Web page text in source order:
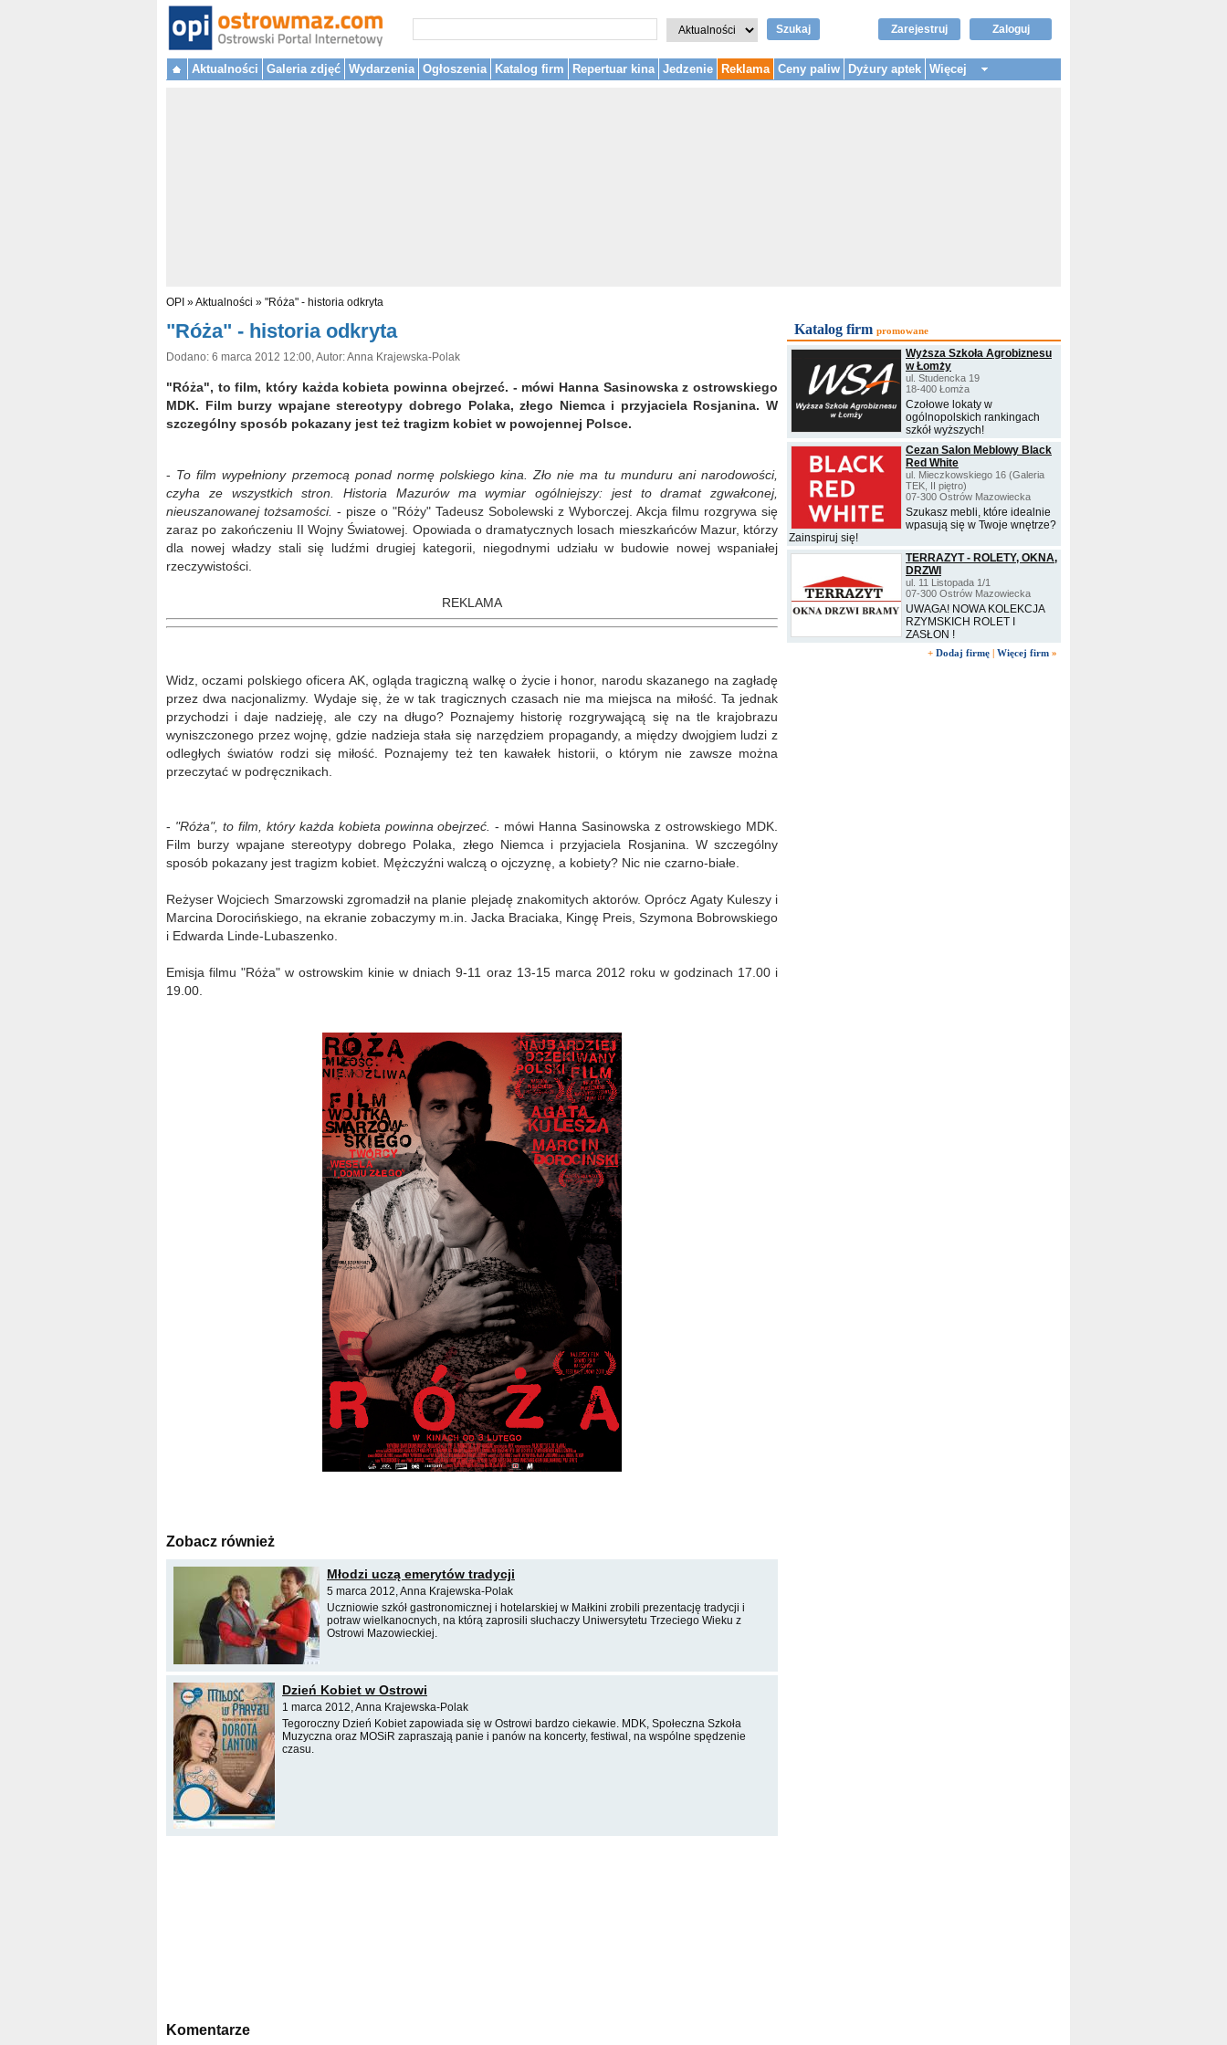
Szukaj Zaloguj
Zarejestruj
Aktualności Galeria zdjęć Wydarzenia Ogłoszenia Katalog firm Repertuar kina Jedzenie Reklama Ceny paliw Dyżury aptek Więcej
OPI »Aktualności » "Róża" - historia odkryta
"Róża" - historia odkryta
Dodano: 6 marca 2012 12:00, Autor: Anna Krajewska-Polak
"Róża", to film, który każda kobieta powinna obejrzeć. - mówi Hanna Sasinowska z ostrowskiego
MDK. Film burzy wpajane stereotypy dobrego Polaka, złego Niemca i przyjaciela Rosjanina. W
szczególny sposób pokazany jest też tragizm kobiet w powojennej Polsce.
- To film wypełniony przemocą ponad normę polskiego kina. Zło nie ma tu munduru ani narodowości,
czyha ze wszystkich stron. Historia Mazurów ma wymiar ogólniejszy: jest to dramat zgwałconej,
nieuszanowanej tożsamości. - pisze o "Róży" Tadeusz Sobolewski z Wyborczej. Akcja filmu rozgrywa się
zaraz po zakończeniu II Wojny Światowej. Opowiada o dramatycznych losach mieszkańców Mazur, którzy
dla nowej władzy stali się ludźmi drugiej kategorii, niegodnymi udziału w budowie nowej wspaniałej
rzeczywistości.
REKLAMA
Widz, oczami polskiego oficera AK, ogląda tragiczną walkę o życie i honor, narodu skazanego na zagładę
przez dwa nacjonalizmy. Wydaje się, że w tak tragicznych czasach nie ma miejsca na miłość. Ta jednak
przychodzi i daje nadzieję, ale czy na długo? Poznajemy historię rozgrywającą się na tle krajobrazu
wyniszczonego przez wojnę, gdzie nadzieja stała się narzędziem propagandy, a między dwojgiem ludzi z
odległych światów rodzi się miłość. Poznajemy też ten kawałek historii, o którym nie zawsze można
przeczytać w podręcznikach.
- "Róża", to film, który każda kobieta powinna obejrzeć.- mówi Hanna Sasinowska z ostrowskiego MDK.
Film burzy wpajane stereotypy dobrego Polaka, złego Niemca i przyjaciela Rosjanina. W szczególny
sposób pokazany jest tragizm kobiet. Mężczyźni walczą o ojczyznę, a kobiety? Nic nie czarno-białe.
Reżyser Wojciech Smarzowski zgromadził na planie plejadę znakomitych aktorów. Oprócz Agaty Kuleszy i
Marcina Dorocińskiego, na ekranie zobaczymy m.in. Jacka Braciaka, Kingę Preis, Szymona Bobrowskiego
i Edwarda Linde-Lubaszenko.
Emisja filmu "Róża" w ostrowskim kinie w dniach 9-11 oraz 13-15 marca 2012 roku w godzinach 17.00 i
19.00.
Zobacz również
Młodzi uczą emerytów tradycji
5 marca 2012, Anna Krajewska-Polak
Uczniowie szkół gastronomicznej i hotelarskiej w Małkini zrobili prezentację tradycji i
potraw wielkanocnych, na którą zaprosili słuchaczy Uniwersytetu Trzeciego Wieku z
Ostrowi Mazowieckiej.
Dzień Kobiet w Ostrowi
1 marca 2012, Anna Krajewska-Polak
Tegoroczny Dzień Kobiet zapowiada się w Ostrowi bardzo ciekawie. MDK, Społeczna Szkoła
Muzyczna oraz MOSiR zapraszają panie i panów na koncerty, festiwal, na wspólne spędzenie
czasu.
Komentarze
Katalog firm promowane
Wyższa Szkoła Agrobiznesu
w Łomży
ul. Studencka 19
18-400 Łomża
Czołowe lokaty w
ogólnopolskich rankingach
szkół wyższych!
Cezan Salon Meblowy Black
Red White
ul. Mieczkowskiego 16 (Galeria
TEK, II piętro)
07-300 Ostrów Mazowiecka
Szukasz mebli, które idealnie
wpasują się w Twoje wnętrze?
Zainspiruj się!
TERRAZYT - ROLETY, OKNA,
DRZWI
ul. 11 Listopada 1/1
07-300 Ostrów Mazowiecka
UWAGA! NOWA KOLEKCJA
RZYMSKICH ROLET I
ZASŁON !
+ Dodaj firmę | Więcej firm »